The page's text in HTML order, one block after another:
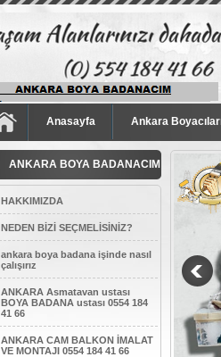
Anasayfa Ankara
ANKARA BOYA BADANACIM
HAKKIMIZDA
NEDEN BİZİ SEÇMELİSİNİZ?
ankara boya badana işinde nasıl
çalışırız
ANKARA Asmatavan ustası
BOYA BADANA ustası 0554 184
41 66
ANKARA CAM BALKON İMALAT
VE MONTAJI 0554 184 41 66